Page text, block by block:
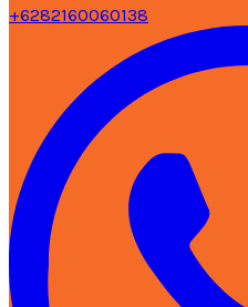
+6282160060138